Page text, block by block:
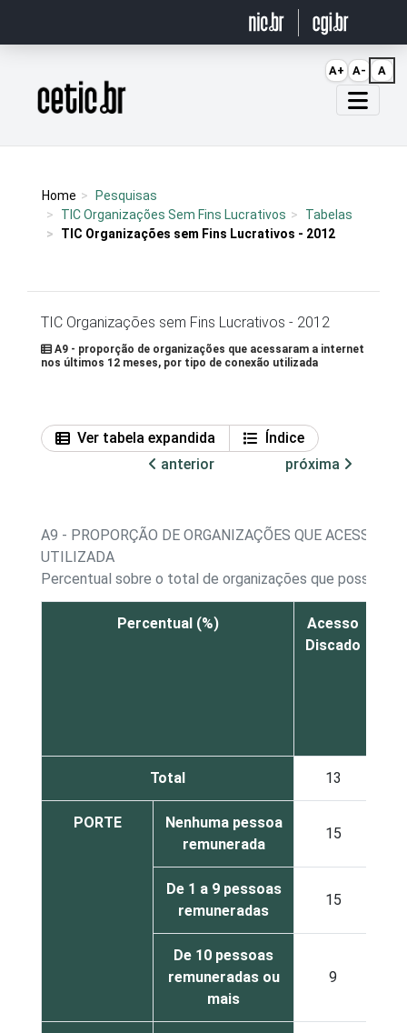
Página inicial
Home
Pesquisas
TIC Organizações Sem Fins Lucrativos
Tabelas
TIC Organizações sem Fins Lucrativos - 2012
TIC Organizações sem Fins Lucrativos - 2012
A9 - proporção de organizações que acessaram a internet
nos últimos 12 meses, por tipo de conexão utilizada
Ver tabela expandida
Índice
anterior
próxima
A9 - PROPORÇÃO DE ORGANIZAÇÕES QUE
UTILIZADA
Percentual sobre o total de organizações que possuem
Percentual (%)
Acesso
Discado
Total 13
PORTE
Nenhuma pessoa
remunerada
15
De 1 a 9 pessoas
remuneradas
15
De 10 pessoas
remuneradas ou
mais
9
A+ A- A